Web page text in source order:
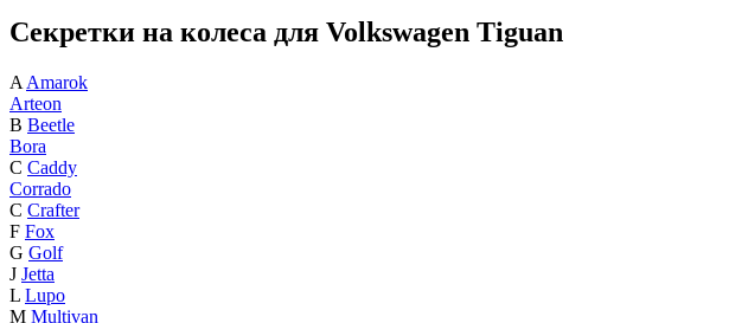
Секретки на колеса для Volkswagen Tiguan
A Amarok
Arteon
B Beetle
Bora
C Caddy
Corrado
C Crafter
F Fox
G Golf
J Jetta
L Lupo
M Multivan